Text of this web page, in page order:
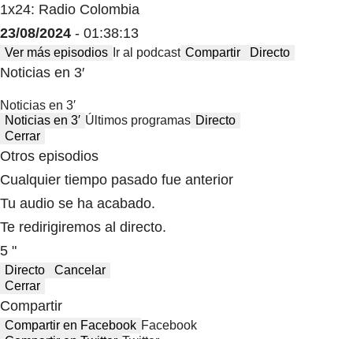
1x24: Radio Colombia
23/08/2024 - 01:38:13
Ver más episodios Ir al podcast Compartir Directo
Noticias en 3′
Noticias en 3′
Noticias en 3′ Últimos programas Directo
Cerrar
Otros episodios
Cualquier tiempo pasado fue anterior
Tu audio se ha acabado.
Te redirigiremos al directo.
5 "
Directo
Cancelar
Cerrar
Compartir
Compartir en Facebook Facebook